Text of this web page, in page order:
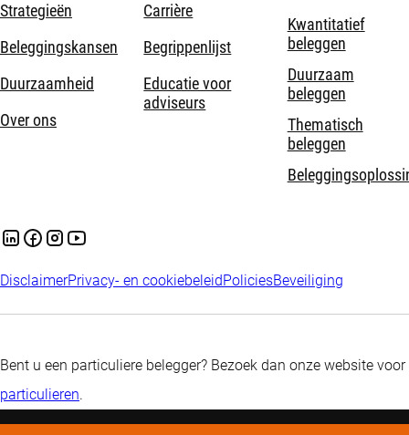
Strategieën
Beleggingskansen
Duurzaamheid
Over ons
Carrière
Begrippenlijst
Educatie voor
adviseurs
Kwantitatief
beleggen
Duurzaam
beleggen
Thematisch
beleggen
DisclaimerPrivacy- en cookiebeleidPoliciesBeveiliging
Bent u een particuliere belegger? Bezoek dan onze website voor
particulieren.